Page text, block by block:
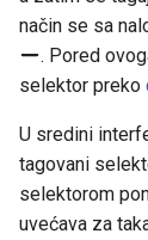
način se sa
. Pored
selektor preko
U sredini
tagovani
selektorom
uvećava za